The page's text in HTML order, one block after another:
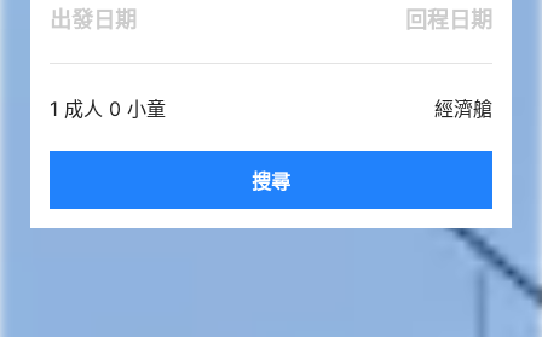
出發日期 回程日期
1 成人 0 小童 經濟艙
搜尋